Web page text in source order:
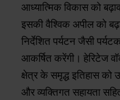
आध्यात्मिक विकास को
इसकी वैश्विक अपील को
निर्देशित पर्यटन जैसी
आकर्षित करेंगी। हेरिटेज
क्षेत्र के समृद्ध इतिहास
और व्यक्तिगत सहायता